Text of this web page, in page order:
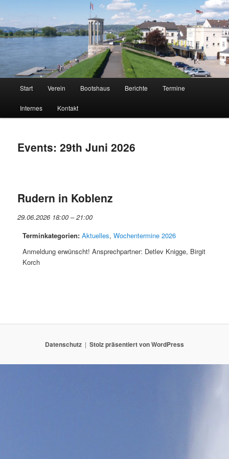
NRG
Neuwieder Ruder-Gesellschaft 1883 e.V.
Zum
Inhalt
Zum
sekundären
Start Verein Bootshaus Berichte Termine
Internes Kontakt
Events: 29th Juni 2026
Rudern in Koblenz
29.06.2026 18:00 –21:00
Terminkategorien: Aktuelles,Wochentermine 2026
Anmeldung erwünscht! Ansprechpartner: Detlev Knigge, Birgit
Korch
Datenschutz Stolz präsentiert von WordPress